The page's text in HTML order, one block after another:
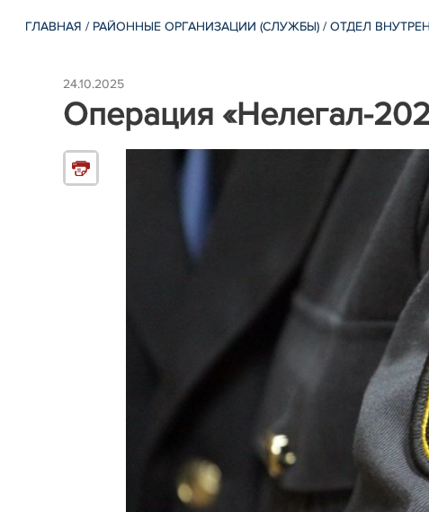
ГЛАВНАЯ / РАЙОННЫЕ ОРГАНИЗАЦИИ (СЛУЖБЫ) /ОТДЕЛ
24.10.2025
Операция «Нелегал-